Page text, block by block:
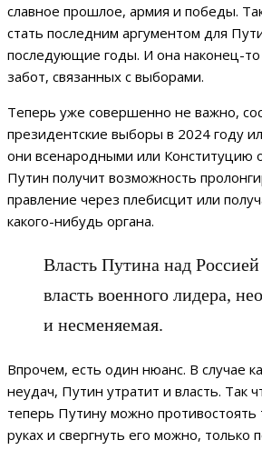
славное прошлое, армия и победы.
стать последним аргументом для
последующие годы. И она наконец-то
забот, связанных с выборами.
Теперь уже совершенно не важно,
президентские выборы в 2024 году
они всенародными или Конституцию
Путин получит возможность
правление через плебисцит или
какого-нибудь органа.
Власть Путина над
власть военного лидера,
и несменяемая.
Впрочем, есть один нюанс. В случае
неудач, Путин утратит и власть. Так
теперь Путину можно противостоять
руках и свергнуть его можно, только